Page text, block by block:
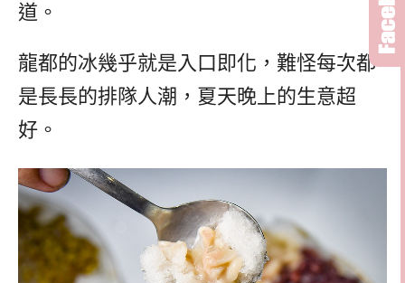
道。
龍都的冰幾乎就是入口即化，難怪每次都
是長長的排隊人潮，夏天晚上的生意超
好。